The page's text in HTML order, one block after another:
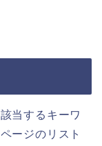
当するキーワ
ージのリスト